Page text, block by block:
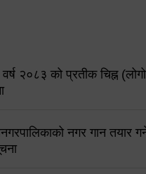
२०८३ को प्रतीक चिह्न
नगर गान तयार